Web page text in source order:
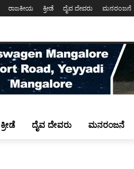
ರಾಜಕೀಯ ಕ್ರೀಡೆ ದೈವ ದೇವರು ಮನರಂಜನೆ
ಕ್ರೀಡೆ ದೈವ ದೇವರು ಮನರಂಜನೆ